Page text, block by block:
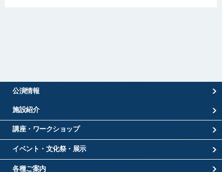
公演情報
施設紹介
講座・ワークショップ
イベント・文化祭・展示
各種ご案内